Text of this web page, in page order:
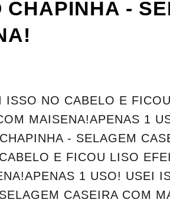
CHAPINHA -
ISSO NO CABELO E
MAISENA!APENAS 1
- SELAGEM
E FICOU LISO
1 USO! USEI
CASEIRA COM